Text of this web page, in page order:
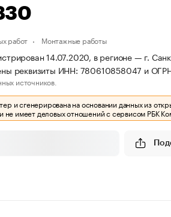
работ Монтажные работы
14.07.2020, в регионе — г.
реквизиты ИНН: 780610858047 и
источников.
и сгенерирована на основании данных из
не имеет деловых отношений с сервисом РБК